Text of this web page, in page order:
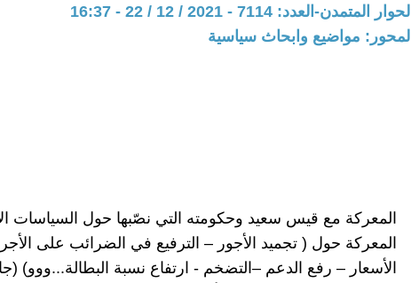
الحوار المتمدن-العدد: 7114 - 2021 / 12 / 22 - 16:37
المحور: مواضيع وابحاث سياسية
المعركة مع قيس سعيد وحكومته التي نصّبها حول السياسات
المعركة حول ( تجميد الأجور – الترفيع في الضرائب على
الأسعار – رفع الدعم –التضخم - ارتفاع نسبة البطالة...ووو)